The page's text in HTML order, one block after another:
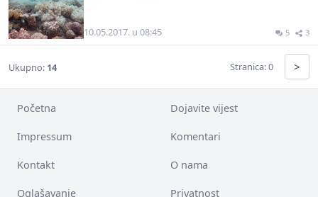
10.05.2017. u 08:45 5 3
Ukupno: 14 Stranica: 0 >
Početna Dojavite vijest
Impressum Komentari
Kontakt O nama
Oglašavanje Privatnost